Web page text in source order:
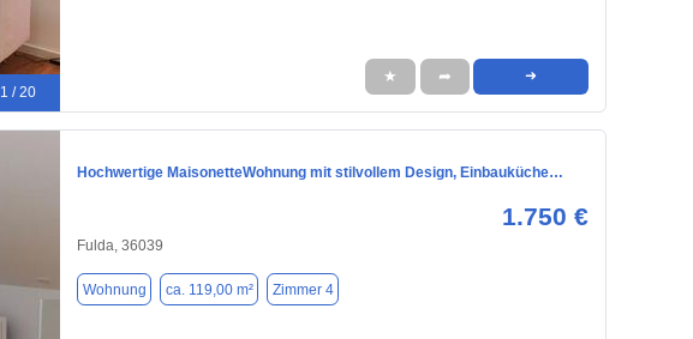
1 / 20
★ ➦ ➜
Hochwertige MaisonetteWohnung mit stilvollem Design, Einbauküche…
1.750 €
Fulda, 36039
Wohnung ca. 119,00 m² Zimmer 4